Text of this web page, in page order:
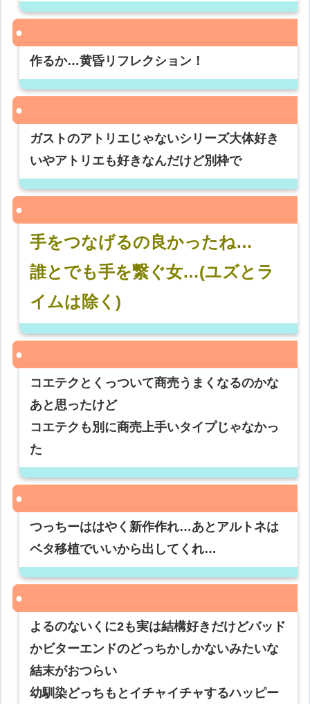
作るか…黄昏リフレクション！
ガストのアトリエじゃないシリーズ大体好き
いやアトリエも好きなんだけど別枠で
手をつなげるの良かったね…
誰とでも手を繋ぐ女…(ユズとラ
イムは除く)
コエテクとくっついて商売うまくなるのかな
あと思ったけど
コエテクも別に商売上手いタイプじゃなかっ
た
つっちーははやく新作作れ…あとアルトネは
ベタ移植でいいから出してくれ…
よるのないくに2も実は結構好きだけどバッド
かビターエンドのどっちかしかないみたいな
結末がおつらい
幼馴染どっちもとイチャイチャするハッピー